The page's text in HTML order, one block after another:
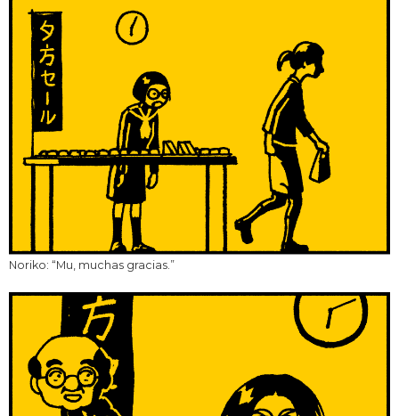
Noriko: “Mu, muchas gracias.”